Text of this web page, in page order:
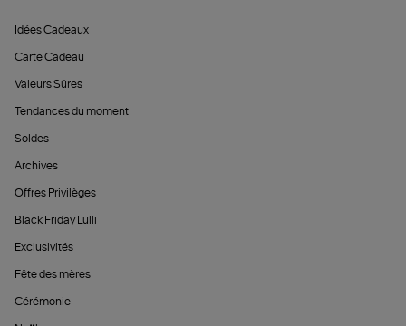
Idées Cadeaux
Carte Cadeau
Valeurs Sûres
Tendances du moment
Soldes
Archives
Offres Privilèges
Black Friday Lulli
Exclusivités
Fête des mères
Cérémonie